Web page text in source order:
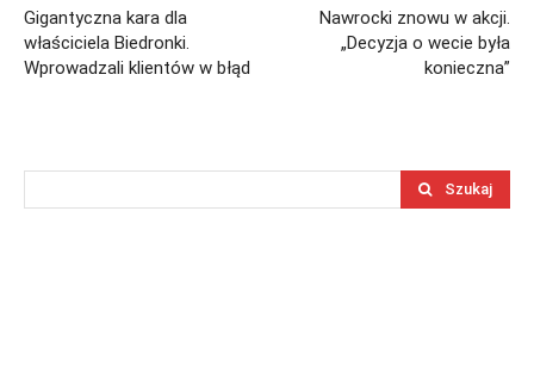
Gigantyczna kara dla
właściciela Biedronki.
Wprowadzali klientów w błąd
Nawrocki znowu w akcji.
„Decyzja o wecie była
konieczna”
Szukaj